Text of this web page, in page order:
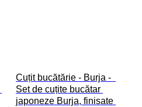
Cuțit bucătărie - Burja -
Set de cuțite bucătar
japoneze Burja, finisate